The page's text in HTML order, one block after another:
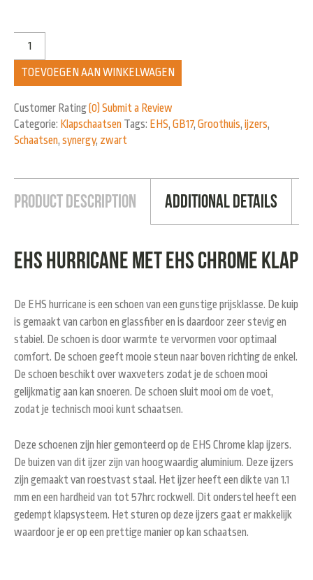
TOEVOEGEN AAN WINKELWAGEN
Customer Rating(0) Submit a Review
Categorie: Klapschaatsen Tags: EHS, GB17, Groothuis, ijzers,
Schaatsen, synergy, zwart
Product Description Additional Details
EHS hurricane met EHS chrome klap
De EHS hurricane is een schoen van een gunstige prijsklasse. De kuip
is gemaakt van carbon en glassfiber en is daardoor zeer stevig en
stabiel. De schoen is door warmte te vervormen voor optimaal
comfort. De schoen geeft mooie steun naar boven richting de enkel.
De schoen beschikt over waxveters zodat je de schoen mooi
gelijkmatig aan kan snoeren. De schoen sluit mooi om de voet,
zodat je technisch mooi kunt schaatsen.
Deze schoenen zijn hier gemonteerd op de EHS Chrome klap ijzers.
De buizen van dit ijzer zijn van hoogwaardig aluminium. Deze ijzers
zijn gemaakt van roestvast staal. Het ijzer heeft een dikte van 1.1
mm en een hardheid van tot 57hrc rockwell. Dit onderstel heeft een
gedempt klapsysteem. Het sturen op deze ijzers gaat er makkelijk
waardoor je er op een prettige manier op kan schaatsen.